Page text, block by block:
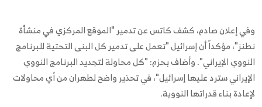
وفي إعلان صادم، كشف كاتس عن تدمير "الموقع المركزي في منشأة
نطنز"، مؤكداً أن إسرائيل "تعمل على تدمير كل البنى التحتية للبرنامج
النووي الإيراني". وأضاف بحزم: "كل محاولة لتجديد البرنامج النووي
الإيراني سترد عليها إسرائيل"، في تحذير واضح لطهران من أي محاولات
لإعادة بناء قدراتها النووية.